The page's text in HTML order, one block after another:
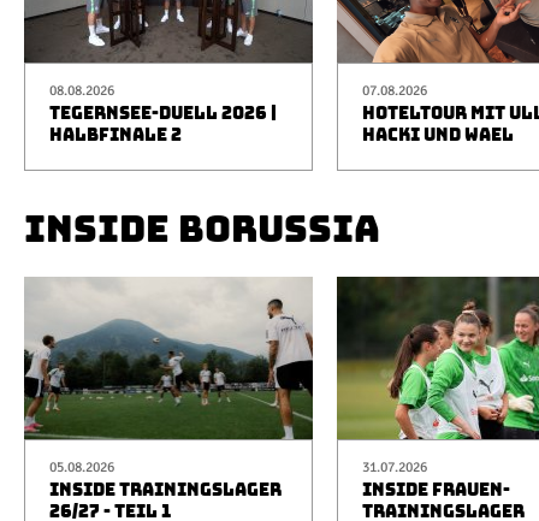
08.08.2026
TEGERNSEE-DUELL 2026 |
HALBFINALE 2
07.08.2026
HOTELTOUR MIT
HACKI UND WAEL
INSIDE BORUSSIA
05.08.2026
INSIDE TRAININGSLAGER
26/27 - TEIL 1
31.07.2026
INSIDE FRAUEN-
TRAININGSLAGER